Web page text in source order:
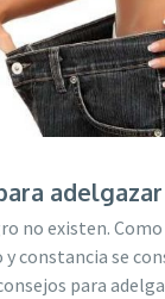
adelgazar
no existen.
constancia se
para